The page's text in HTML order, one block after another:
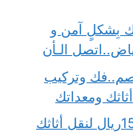
بِشكلٍ آمن و
بالرياض بـ 20%خصم..فك وتركيب
ومعداتك
دينا نقل عفش حي العزيزية..خصم150ريال لنقل أثاثك